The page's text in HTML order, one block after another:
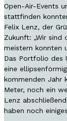
Open-Air-Events
stattfinden
Felix Lenz, der
Zukunft: „Wir sind
meistern konnten
Das Portfolio des
eine
kommenden Jahr
Meter, noch ein
Lenz
haben noch